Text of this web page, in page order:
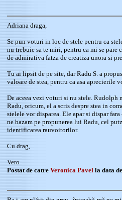
Adriana draga,
Se pun voturi in loc de stele pentru ca
nu trebuie sa te miri, pentru ca mi se
de admirativa fatza de creatiza unora si
Tu ai lipsit de pe site, dar Radu S. a
valoare de stea, pentru ca asa aprecierile
De aceea vezi voturi si nu stele. Rudolph
Radu, oricum, el a scris despre stea in
stelele vor disparea. Ele apar si dispar
ne bazam pe propunerea lui Radu, cel
identificarea rauvoitorilor.
Cu drag,
Vero
Postat de catre Veronica Pavel la data de